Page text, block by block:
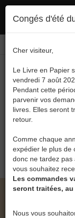
l'utilisation :
Congés d'été
Cher visiteur,
Le Livre en Papier
vendredi 7 août
Pendant cette
parvenir vos
livres. Elles seront
retour.
Comme chaque
expédier le plus de
donc ne tardez
vous souhaitez
Les commandes
seront traitées,
Nous vous
LE LIVRE EN
DE MICHEL